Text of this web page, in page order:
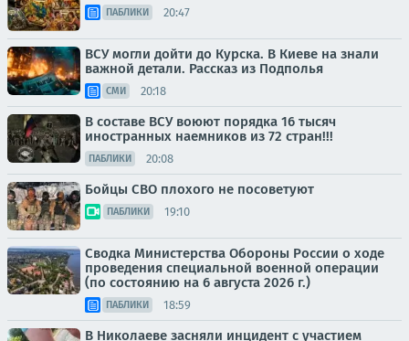
ПАБЛИКИ 20:47
ВСУ могли дойти до Курска. В Киеве на знали
важной детали. Рассказ из Подполья
СМИ 20:18
В составе ВСУ воюют порядка 16 тысяч
иностранных наемников из 72 стран!!!
ПАБЛИКИ 20:08
Бойцы СВО плохого не посоветуют
ПАБЛИКИ 19:10
Сводка Министерства Обороны России о ходе
проведения специальной военной операции
(по состоянию на 6 августа 2026 г.)
ПАБЛИКИ 18:59
В Николаеве засняли инцидент с участием